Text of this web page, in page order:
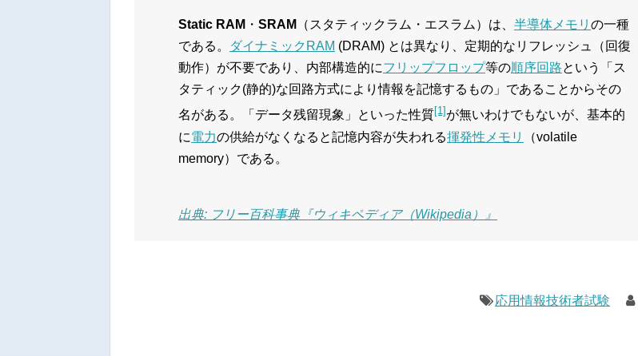
Static RAM ・ SRAM （スタティックラム・エスラム）は、 半導体メモリ の一種
である。
ダイナミックRAM (DRAM) とは異なり、定期的なリフレッシュ（回復
動作）が不要であり、内部構造的にフリップフロップ等の順序回路という「ス
タティック(静的)な回路方式により情報を記憶するもの」であることからその
名がある。「データ残留現象」といった性質[1] が無いわけでもないが、基本的
に電力の供給がなくなると記憶内容が失われる揮発性メモリ
（volatile
memory）である。
出典: フリー百科事典『ウィキペディア（Wikipedia）』
応用情報技術者試験